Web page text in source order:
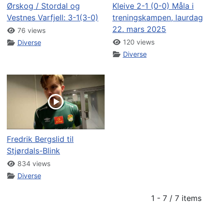
Ørskog / Stordal og
Vestnes Varfjell: 3-1(3-0)
76 views
Diverse
Kleive 2-1 (0-0) Måla i
treningskampen, laurdag
22. mars 2025
120 views
Diverse
Fredrik Bergslid til
Stjørdals-Blink
834 views
Diverse
1 - 7 / 7 items